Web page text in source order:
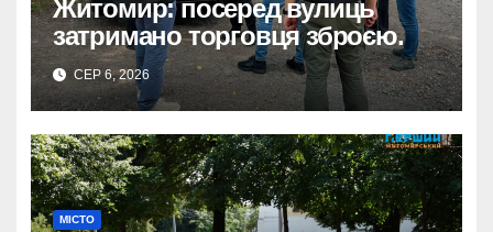
Житомир: посеред вулиць
затримано торговця зброєю.
СЕР 6, 2026
МІСТО